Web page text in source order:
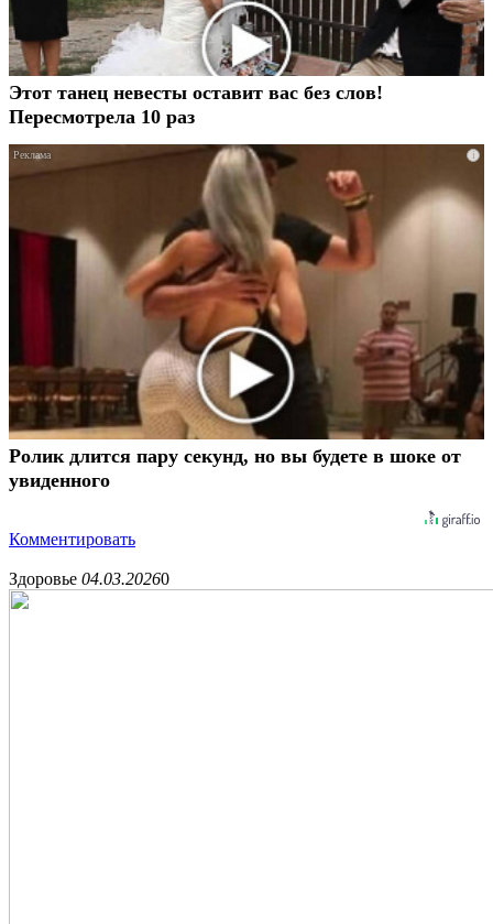
Этот танец невесты оставит вас без слов!
Пересмотрела 10 раз
i
Ролик длится пару секунд, но вы будете в шоке от
увиденного
Комментировать
Здоровье 04.03.20260